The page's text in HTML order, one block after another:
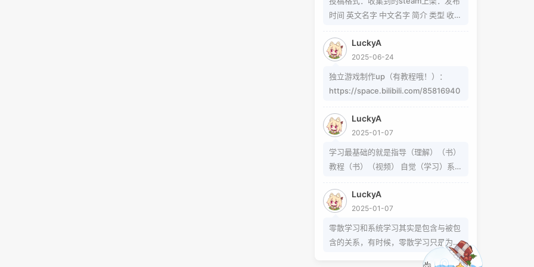
题可以在这里找到
4913586/answer/809280189
https://www.zhihu.com/question/3
Cambria Math和Helvetica字体弄出来
的 但经过试验发现并不是这样搞出来
怎么打的就不需要我教了 上标:sup 下
标:sub 上标:上标文字 下标:下标文字
当然网页中就需要代码了
时间 英文名字 中文名字 简介 类型 收集
类型 作者 b站地址（空间） 宣传视频
地址
LuckyA
2025-06-24
独立游戏制作up（有教程哦！）：
https://space.bilibili.com/85816940
LuckyA
2025-01-07
学习最基础的就是指导（理解）（书）
教程（书）（视频） 自觉（学习）系统
外得到方法的一条途径
LuckyA
2025-01-07
零散学习和系统学习其实是包含与被包
含的关系，有时候，零散学习只是为了
达成某个小的目的，掌握某个操作或解
已链接至主星
PROTOCOL: GALAXY-X9
次元时间
恒星已链接